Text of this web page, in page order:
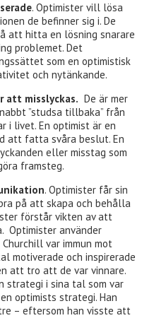
. Optimister vill lösa
de befinner sig i. De
att hitta en lösning snarare
problemet. Det
som en optimistisk
och nytänkande.
att misslyckas. De är mer
”studsa tillbaka” från
i livet. En optimist är en
att fatta svåra beslut. En
eller misstag som
framsteg.
. Optimister får sin
på att skapa och behålla
förstår vikten av att
Optimister använder
var immun mot
motiverade och inspirerade
att tro att de var vinnare.
strategi i sina tal som var
optimists strategi. Han
– eftersom han visste att